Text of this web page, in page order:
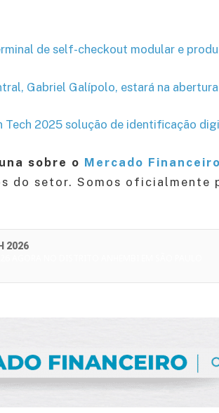
de self-checkout modular e
Gabriel Galípolo, estará na
Tech 2025 solução de identificação
sobre o Mercado Financeiro
do setor. Somos oficialmente
2026